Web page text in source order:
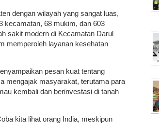
dengan wilayah yang sangat luas,
kecamatan, 68 mukim, dan 603
sakit modern di Kecamatan Darul
memperoleh layanan kesehatan
pesan kuat tentang
mengajak masyarakat, terutama para
kembali dan berinvestasi di tanah
kita lihat orang India, meskipun